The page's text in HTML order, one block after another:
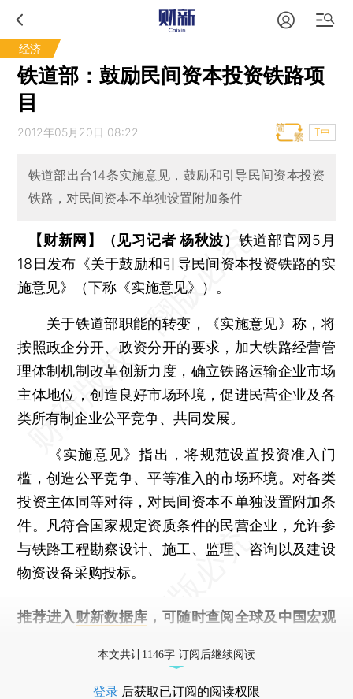
经济
铁道部：鼓励民间资本投资铁路项
目
2012年05月20日 08:22 T中
铁道部出台14条实施意见，鼓励和引导民间资本投资
铁路，对民间资本不单独设置附加条件
【财新网】（见习记者 杨秋波） 铁道部官网5月
18日发布《关于鼓励和引导民间资本投资铁路的实
施意见》（下称《实施意见》）。
关于铁道部职能的转变，《实施意见》称，将
按照政企分开、政资分开的要求，加大铁路经营管
理体制机制改革创新力度，确立铁路运输企业市场
主体地位，创造良好市场环境，促进民营企业及各
类所有制企业公平竞争、共同发展。
《实施意见》指出，将规范设置投资准入门
槛，创造公平竞争、平等准入的市场环境。对各类
投资主体同等对待，对民间资本不单独设置附加条
件。凡符合国家规定资质条件的民营企业，允许参
与铁路工程勘察设计、施工、监理、咨询以及建设
物资设备采购投标。
推荐进入 财新数据库 ，可随时查阅全球及中国宏观
本文共计1146字 订阅后继续阅读
登录 后获取已订阅的阅读权限